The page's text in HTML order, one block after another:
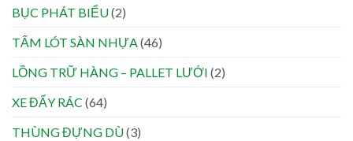
BỤC PHÁT BIỂU(2)
TẤM LÓT SÀN NHỰA(46)
LỒNG TRỮ HÀNG – PALLET LƯỚI (2)
XE ĐẨY RÁC (64)
THÙNG ĐỰNG DÙ(3)